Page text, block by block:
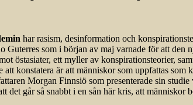
har rasism, desinformation och
Guterres som i början av maj varnade för att
östasiater, ett myller av konspirationsteorier,
att konstatera är att människor som uppfattas
Morgan Finnsiö som presenterade sin
det går så snabbt i en sån här kris, att